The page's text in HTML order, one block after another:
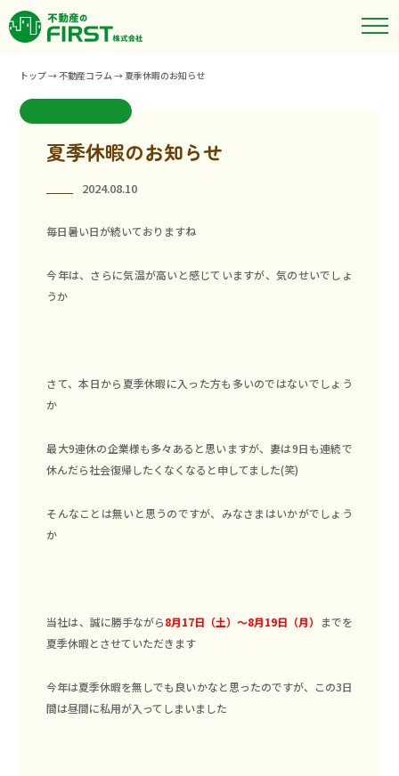
トップ→ 不動産コラム→ 夏季休暇のお知らせ
夏季休暇のお知らせ
2024.08.10
毎日暑い日が続いておりますね
今年は、さらに気温が高いと感じていますが、気のせいでしょ
うか
さて、本日から夏季休暇に入った方も多いのではないでしょう
か
最大9連休の企業様も多々あると思いますが、妻は9日も連続で
休んだら社会復帰したくなくなると申してました(笑)
そんなことは無いと思うのですが、みなさまはいかがでしょう
か
当社は、誠に勝手ながら8月17日（土）～8月19日（月）
までを
夏季休暇とさせていただきます
今年は夏季休暇を無しでも良いかなと思ったのですが、この3日
間は昼間に私用が入ってしまいました